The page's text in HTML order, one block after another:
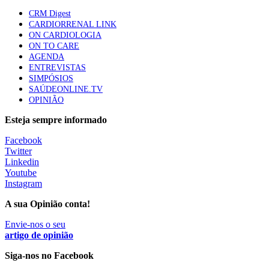
[/et_pb_text][/et_pb_column][/et_pb_row][/et_pb_section]
61 visualizações
CRM Digest
CARDIORRENAL LINK
ON CARDIOLOGIA
ON TO CARE
AGENDA
ENTREVISTAS
SIMPÓSIOS
SAÚDEONLINE.TV
OPINIÃO
Esteja sempre informado
Facebook
Twitter
Linkedin
Youtube
Instagram
A sua Opinião conta!
Envie-nos o seu
artigo de opinião
Siga-nos no Facebook